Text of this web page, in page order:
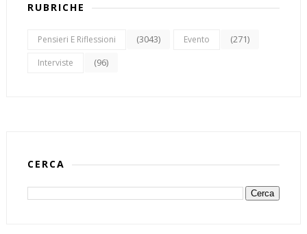
RUBRICHE
Pensieri E Riflessioni (3043) Evento (271)
Interviste (96)
CERCA